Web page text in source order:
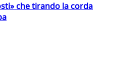
che tirando la corda